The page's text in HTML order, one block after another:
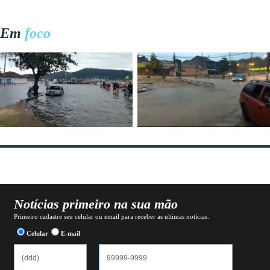
Em foco
Notícias primeiro na sua mão
Primeiro cadastre seu celular ou email para receber as ultimas notícias.
Celular E-mail